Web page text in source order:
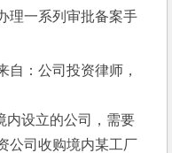
理一系列审批备案手
自：公司投资律师，
内设立的公司，需要
公司收购境内某工厂